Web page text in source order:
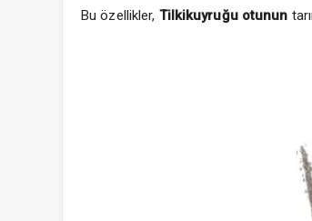
Bu özellikler, Tilkikuyruğu otunun